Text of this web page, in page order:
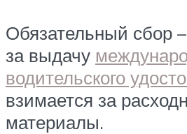
Обязательный сбор
за выдачу
водительского
взимается за
материалы.